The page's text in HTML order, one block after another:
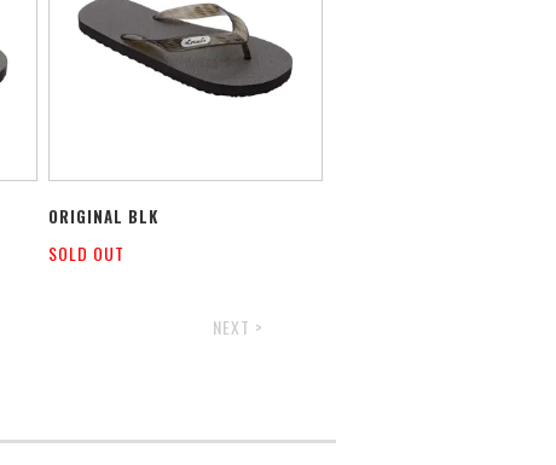
ORIGINAL BLK
SOLD OUT
NEXT >